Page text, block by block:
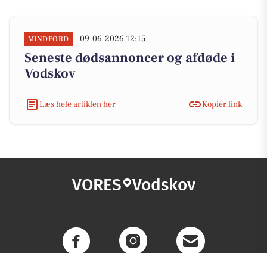
MINDEORD 09-06-2026 12:15
Seneste dødsannoncer og afdøde i
Vodskov
Læs hele artiklen her Kopiér link
VORES Vodskov